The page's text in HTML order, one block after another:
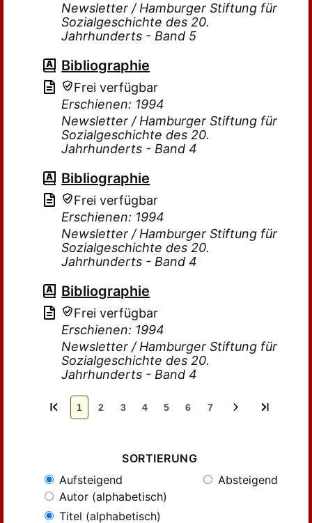
Newsletter / Hamburger Stiftung für
Sozialgeschichte des 20.
Jahrhunderts - Band 5
Bibliographie
Frei verfügbar
Erschienen: 1994
Newsletter / Hamburger Stiftung für
Sozialgeschichte des 20.
Jahrhunderts - Band 4
Bibliographie
Frei verfügbar
Erschienen: 1994
Newsletter / Hamburger Stiftung für
Sozialgeschichte des 20.
Jahrhunderts - Band 4
Bibliographie
Frei verfügbar
Erschienen: 1994
Newsletter / Hamburger Stiftung für
Sozialgeschichte des 20.
Jahrhunderts - Band 4
1 2 3 4 5 6 7
SORTIERUNG
Aufsteigend
Absteigend
Autor (alphabetisch)
Titel (alphabetisch)